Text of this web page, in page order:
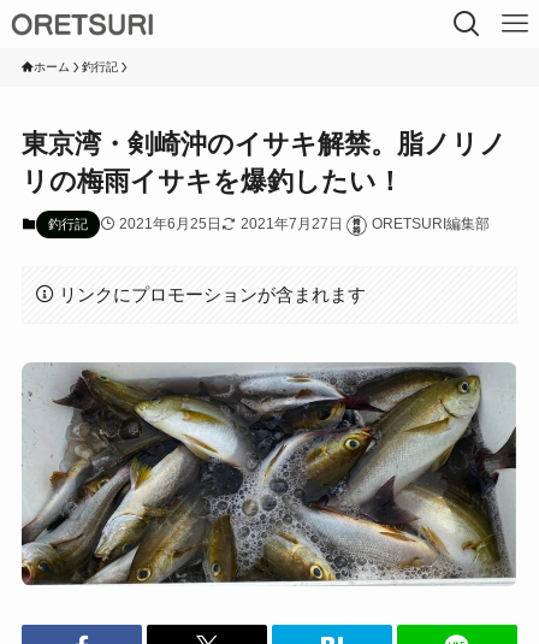
ホーム 釣行記
東京湾・剣崎沖のイサキ解禁。脂ノリノ
リの梅雨イサキを爆釣したい！
釣行記 2021年6月25日 2021年7月27日 ORETSURI編集部
リンクにプロモーションが含まれます